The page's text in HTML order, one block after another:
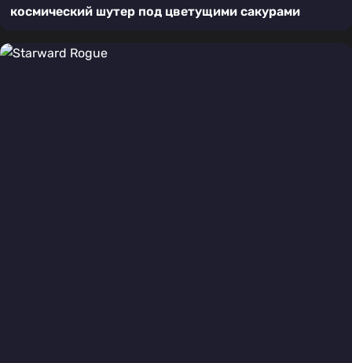
космический шутер под цветущими сакурами